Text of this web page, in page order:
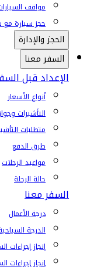
مواقف
حجز سيارة مع
الحجز والإدارة
السفر معنا
الإعداد قبل
أنواع الأسعار
التأشيرات
متطلبات
طرق الدفع
مواعيد الرحلات
حالة الرحلة
السفر معنا
درجة الأعمال
الدرجة
إنجاز إجراءات
إنجاز إجراءات